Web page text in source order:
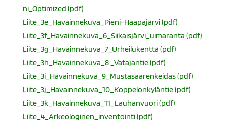
ni_Optimized (pdf)
Liite_3e_Havainnekuva_Pieni-Haapajärvi (pdf)
Liite_3f_Havainnekuva_6_Siikaisjärvi_uimaranta (pdf)
Liite_3g_Havainnekuva_7_Urheilukenttä (pdf)
Liite_3h_Havainnekuva_8_Vatajantie (pdf)
Liite_3i_Havainnekuva_9_Mustasaarenkeidas (pdf)
Liite_3j_Havainnekuva_10_Koppelonkyläntie (pdf)
Liite_3k_Havainnekuva_11_Lauhanvuori (pdf)
Liite_4_Arkeologinen_inventointi (pdf)